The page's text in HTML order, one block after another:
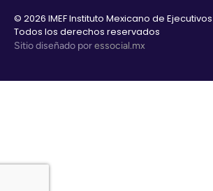
© 2026 IMEF Instituto Mexicano de
Todos los derechos reservados
Sitio diseñado poressocial.mx